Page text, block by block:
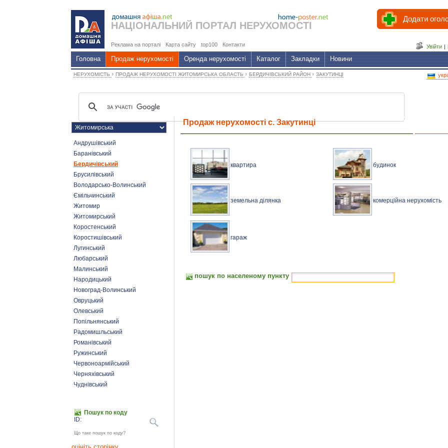
НАЦІОНАЛЬНИЙ ПОРТАЛ НЕРУХОМОСТІ
Додати
Реклама на порталі Карта сайту top100 Контакти Увійти |
Головна Продаж нерухомості Оренда нерухомості Каталог Закладки Новини
НЕРУХОМІСТЬ › ПРОДАЖ НЕРУХОМОСТІ ЖИТОМИРСЬКА ОБЛАСТЬ › БЕРДИЧІВСЬКИЙ РАЙОН › ЗАКУТИНЦІ
Андрушівський
Баранівський
Бердичівський
Брусилівський
Володарсько-Волинський
Ємільчинський
Житомир
Житомирський
Коростенський
Коростишівський
Лугинський
Любарський
Малинський
Народицький
Новоград-Волинський
Овруцький
Олевський
Попільнянський
Радомишльський
Романівський
Ружинський
Червоноармійський
Черняхівський
Чуднівський
Пошук по коду
ID:
Що таке пошук по коду?
Продаж нерухомості с. Закутинці
квартира будинок
земельна ділянка комерційна нерухомість
гараж
пошук по населеному пункту